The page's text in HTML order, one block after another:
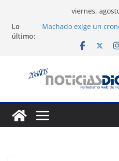
contenido
viernes,
Lo
último:
Machado exige un
Nueva tienda de
feudo
Diana Sanoja: La
Hallan el cuerpo del
avalancha en Pakistán